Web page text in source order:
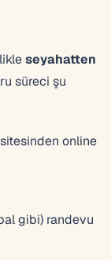
seyahatten
süreci şu
online
gibi) randevu